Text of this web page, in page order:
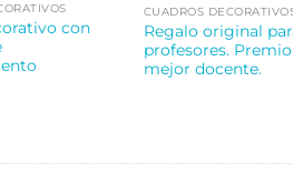
con
CUADROS
Regalo original
profesores.
mejor docente.